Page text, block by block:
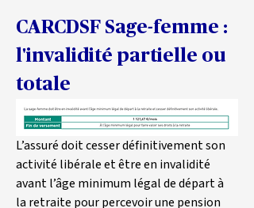
CARCDSF Sage-femme :
l'invalidité partielle ou
totale
L’assuré doit cesser définitivement son
activité libérale et être en invalidité
avant l’âge minimum légal de départ à
la retraite pour percevoir une pension